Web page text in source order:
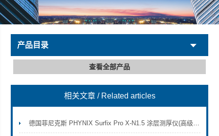
深圳市深博瑞仪器仪表有限公司
产品目录
查看全部产品
相关文章 / Related articles
德国菲尼克斯 PHYNIX Surfix Pro X-N1.5 涂层测厚仪(高级型)